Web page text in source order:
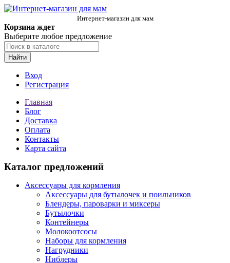
Интернет-магазин для мам
Корзина ждет
Выберите любое предложение
Найти
Вход
Регистрация
Главная
Блог
Доставка
Оплата
Контакты
Карта сайта
Каталог предложений
Аксессуары для кормления
Аксессуары для бутылочек и поильников
Блендеры, пароварки и миксеры
Бутылочки
Контейнеры
Молокоотсосы
Наборы для кормления
Нагрудники
Ниблеры